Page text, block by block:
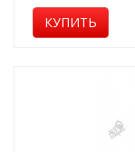
КУПИТЬ